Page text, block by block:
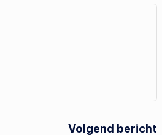
Volgend bericht